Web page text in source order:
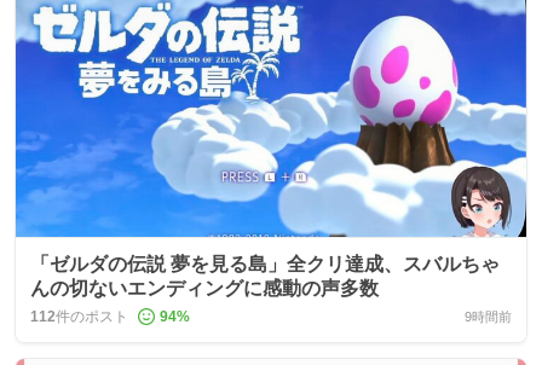
「ゼルダの伝説 夢を見る島」全クリ達成、スバルちゃ
んの切ないエンディングに感動の声多数
112件のポスト 94% 9時間前